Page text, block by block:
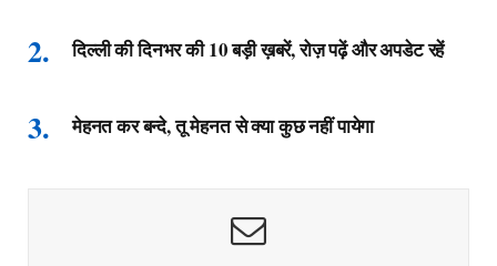
दिल्ली की दिनभर की 10 बड़ी ख़बरें, रोज़ पढ़ें और अपडेट रहें
मेहनत कर बन्दे, तू मेहनत से क्या कुछ नहीं पायेगा